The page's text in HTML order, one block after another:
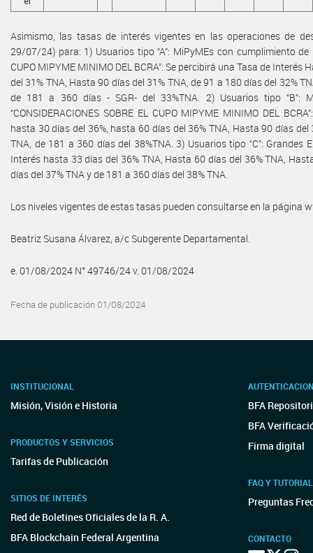
Asimismo, las tasas de interés vigentes en las operaciones de
29/07/24) para: 1) Usuarios tipo “A”: MiPyMEs con cumplimiento de
CUPO MIPYME MINIMO DEL BCRA”: Se percibirá una Tasa de
del 31% TNA, Hasta 90 días del 31% TNA, de 91 a 180 días del 32%
de 181 a 360 días - SGR- del 33%TNA. 2) Usuarios tipo “B”:
“CONSIDERACIONES SOBRE EL CUPO MIPYME MINIMO DEL
hasta 30 días del 36%, hasta 60 días del 36% TNA, Hasta 90 días del
TNA, de 181 a 360 días del 38%TNA. 3) Usuarios tipo “C”: Grandes
Interés hasta 33 días del 36% TNA, Hasta 60 días del 36% TNA,
días del 37% TNA y de 181 a 360 días del 38% TNA.
Los niveles vigentes de estas tasas pueden consultarse en la página
Beatriz Susana Álvarez, a/c Subgerente Departamental.
e. 01/08/2024 N° 49746/24 v. 01/08/2024
Fecha de publicación 01/08/2024
INSTITUCIONAL
Misión, Visión e Historia
PRODUCTOS Y SERVICIOS
Tarifas de Publicación
SITIOS DE INTERÉS
Red de Boletines Oficiales de la R. A.
BFA Blockchain Federal Argentina
BFA
BFA
Firma digital
FAQ Y
Preguntas
CONTACTO